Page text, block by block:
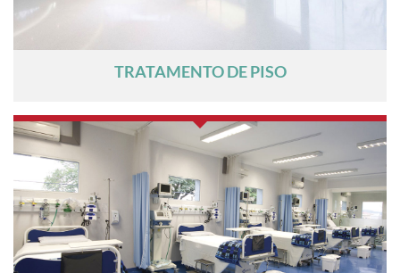
TRATAMENTO DE PISO